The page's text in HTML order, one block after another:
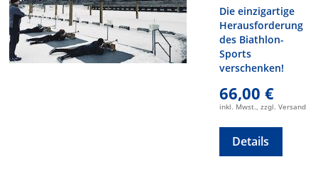
Die einzigartige
Herausforderung
des Biathlon-
Sports
verschenken!
66,00 €
inkl. Mwst., zzgl. Versand
Details